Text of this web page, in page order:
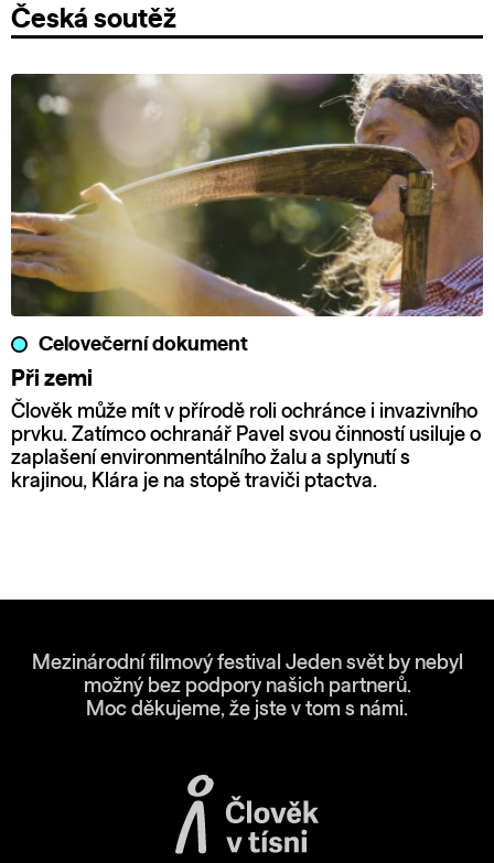
Česká soutěž
Celovečerní dokument
Při zemi
Člověk může mít v přírodě roli ochránce i invazivního
prvku. Zatímco ochranář Pavel svou činností usiluje o
zaplašení environmentálního žalu a splynutí s
krajinou, Klára je na stopě traviči ptactva.
Mezinárodní filmový festival Jeden svět by nebyl
možný bez podpory našich partnerů.
Moc děkujeme, že jste v tom s námi.